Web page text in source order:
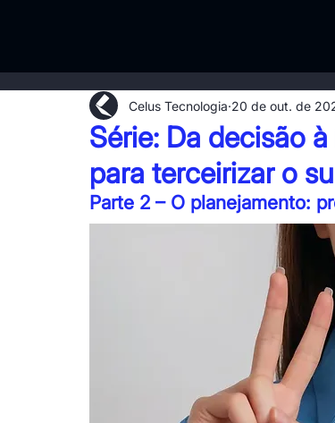
Série: Da decisão
para terceirizar o
Celus Tecnologia 20 de out. de
Parte 2 – O planejamento: